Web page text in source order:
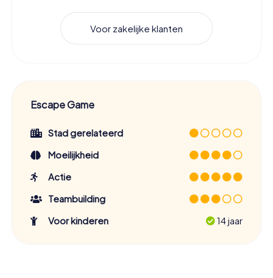
Voor zakelijke klanten
Escape Game
Stad gerelateerd
Moeilijkheid
Actie
Teambuilding
Voor kinderen
14 jaar